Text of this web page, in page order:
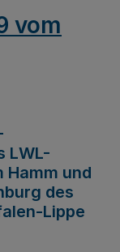
vom
LWL-
Hamm und
des
Lippe